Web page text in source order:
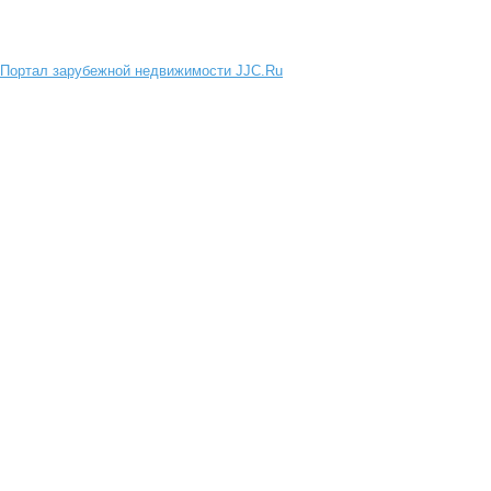
Портал зарубежной недвижимости JJC.Ru